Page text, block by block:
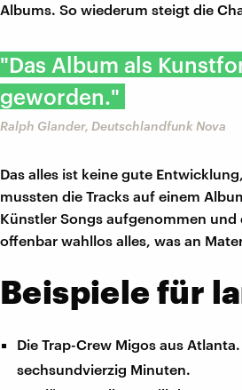
Albums. So wiederum steigt die
"Das Album als
geworden."
Ralph Glander, Deutschlandfunk Nova
Das alles ist keine gute
mussten die Tracks auf einem
Künstler Songs aufgenommen
offenbar wahllos alles, was an
Beispiele für
Die Trap-Crew Migos aus
sechsundvierzig Minuten.